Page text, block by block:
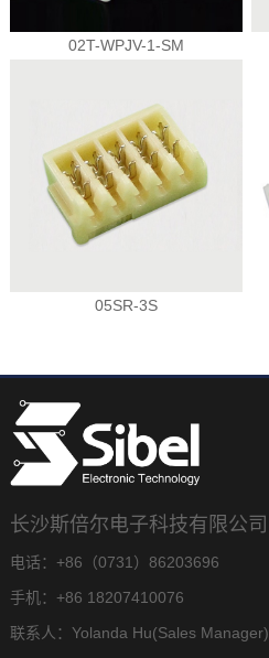
02T-WPJV-1-SM
05SR-3S
长沙斯倍尔电子科技有限公司
电话：+86（0731）86203696
手机：+86 18207410076
联系人：Yolanda Hu(Sales Manager)